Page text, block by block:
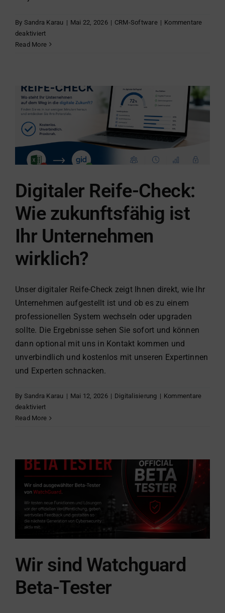
By Sandra Karau | Mai 22, 2026 | CRM-Software | Kommentare
deaktiviertfür
CRM:
Einführung
Read More
Digitaler Reife-Check:
Wie zukunftsfähig ist
Ihr Unternehmen
wirklich?
Unser digitaler Reife-Check zeigt Ihnen direkt, wie Ihr
Unternehmen aufgestellt ist und ob es zu einem
professionellen System wechseln oder upgraden
sollte. Die Ergebnisse sehen Sie sofort und können
dann optional mit uns in Kontakt kommen und
unverbindlich und kostenlos mit unseren Expertinnen
und Experten schnacken.
By Sandra Karau | Mai 12, 2026 | Digitalisierung | Kommentare
deaktiviertfür
Digitaler
zukunftsfähig
Ihr
Unternehmen
wirklich?
Read More
Wir sind Watchguard
Beta-Tester